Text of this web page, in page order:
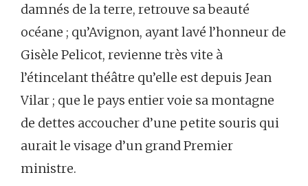
damnés de la terre, retrouve sa beauté
océane ; qu’Avignon, ayant lavé l’honneur de
Gisèle Pelicot, revienne très vite à
l’étincelant théâtre qu’elle est depuis Jean
Vilar ; que le pays entier voie sa montagne
de dettes accoucher d’une petite souris qui
aurait le visage d’un grand Premier
ministre.